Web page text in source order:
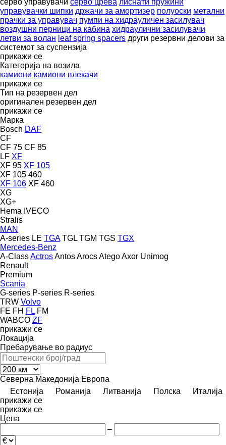
управувачки шипки држачи за амортизер полуоски метални
прачки за управувач пумпи на хидрауличен засилувач
воздушни перници на кабина хидраулични засилувачи
летви за волан leaf spring spacers други резервни делови за
системот за суспензија
прикажи се
Категорија на возила
камиони камиони влекачи
прикажи се
Тип на резервен дел
оригинален резервен дел
прикажи се
Марка
Bosch DAF
CF
CF 75 CF 85
LF XF
XF 95 XF 105
XF 105 460
XF 106 XF 460
XG
XG+
Hema IVECO
Stralis
MAN
A-series LE TGA TGL TGM TGS TGX
Mercedes-Benz
A-ClassActrosAntosArocsAtegoAxor Unimog
Renault
Premium
Scania
G-series P-series R-series
TRW Volvo
FE FH FL FM
WABCO ZF
прикажи се
Локација
Пребарување во радиус
Северна Македонија Европа
Естонија
Романија Литванија Полска
Италија
прикажи се
прикажи се
Цена
–